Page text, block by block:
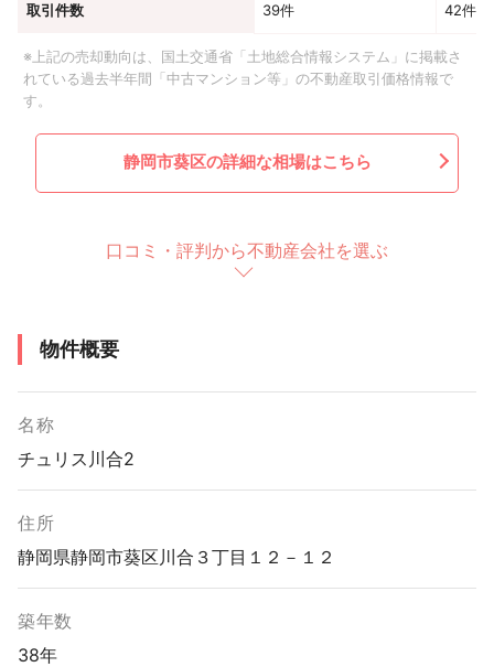
取引件数 39件 42件
※上記の売却動向は、国土交通省「土地総合情報システム」に掲載さ
れている過去半年間「中古マンション等」の不動産取引価格情報で
す。
静岡市葵区の詳細な相場はこちら
口コミ・評判から不動産会社を選ぶ
物件概要
名称
チュリス川合2
住所
静岡県静岡市葵区川合３丁目１２－１２
築年数
38年